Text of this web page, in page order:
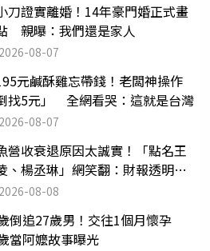
刀證實離婚！14年豪門婚正式畫
親曝：我們還是家人
2026-08-07
元鹹酥雞忘帶錢！老闆神操作
找5元」 全網看哭：這就是台灣
2026-08-07
營收衰退原因太誠實！「點名王
、楊丞琳」網笑翻：財報透明度
2026-08-08
倒追27歲男！交往1個月懷孕
當阿嬤故事曝光